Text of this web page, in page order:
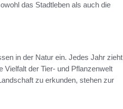
das Stadtleben als auch die
in der Natur ein. Jedes Jahr zieht
Vielfalt der Tier- und Pflanzenwelt
zu erkunden, stehen zur